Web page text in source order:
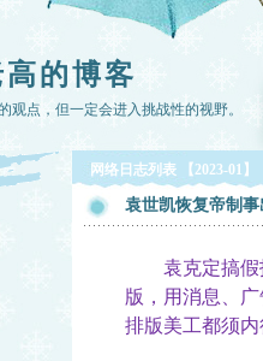
高的博客
观点，但一定会进入挑战性的视野。
网络日志列表 【2023-01】
袁世凯恢复帝制
袁克定搞假报
版，用消息、
排版美工都须